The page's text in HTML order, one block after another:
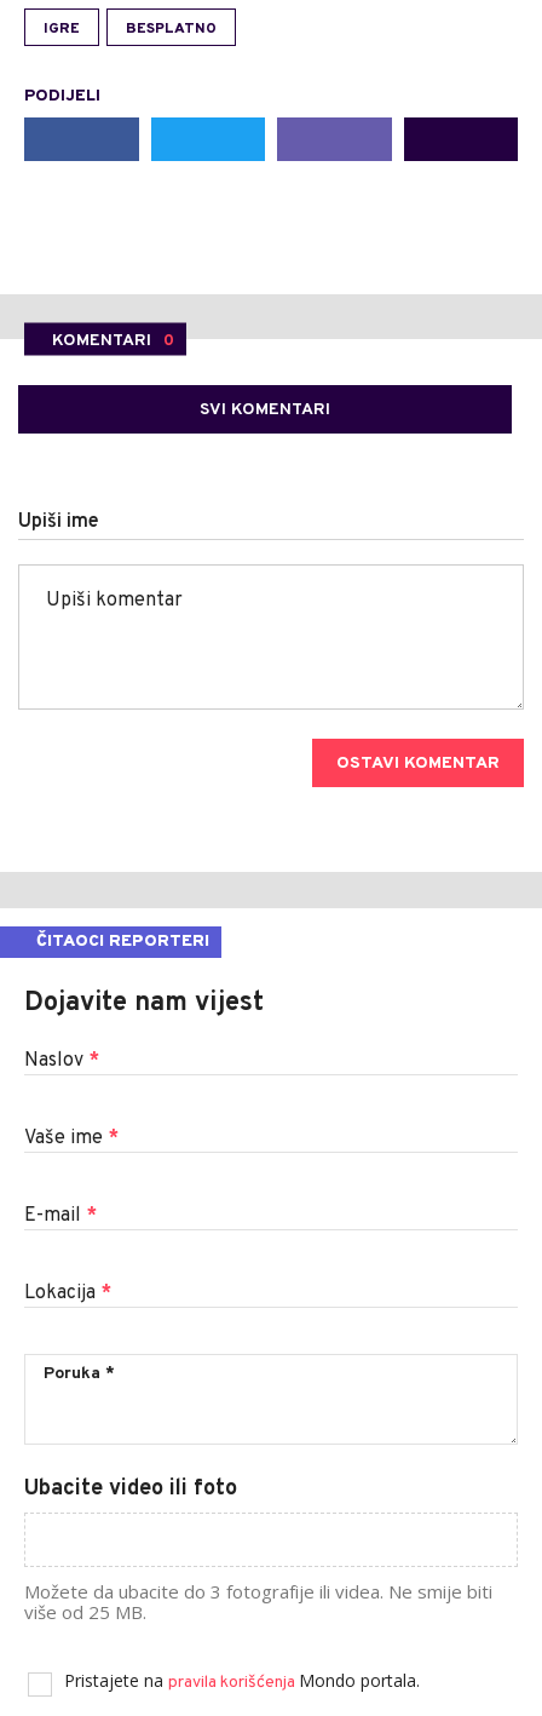
IGRE BESPLATNO
PODIJELI
KOMENTARI 0
SVI KOMENTARI
Upiši ime
OSTAVI KOMENTAR
ČITAOCI REPORTERI
Dojavite nam vijest
Naslov *
Vaše ime *
E-mail *
Lokacija *
Ubacite video ili foto
Možete da ubacite do 3 fotografije ili videa. Ne smije biti
više od 25 MB.
Pristajete na pravila korišćenja Mondo portala.